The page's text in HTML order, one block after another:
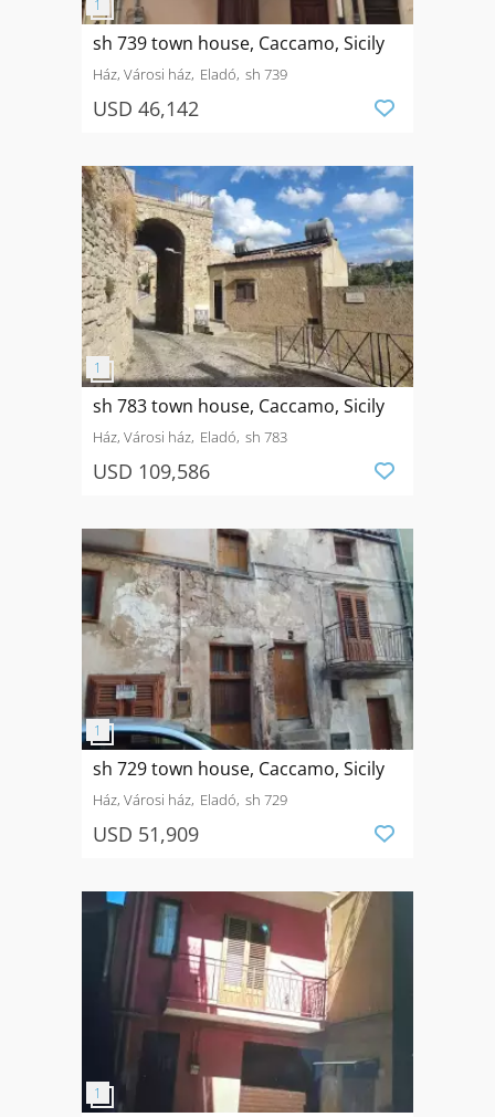
sh 739 town house, Caccamo, Sicily
Ház, Városi ház Eladó sh 739
USD 46,142
sh 783 town house, Caccamo, Sicily
Ház, Városi ház Eladó sh 783
USD 109,586
sh 729 town house, Caccamo, Sicily
Ház, Városi ház Eladó sh 729
USD 51,909